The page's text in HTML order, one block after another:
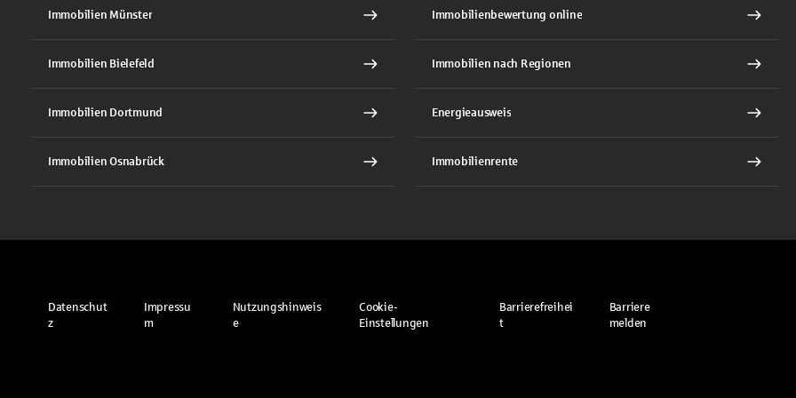
Immobilien Münster
Immobilien Bielefeld
Immobilien Dortmund
Immobilien Osnabrück
Immobilienbewertung online
Immobilien nach Regionen
Energieausweis
Immobilienrente
Datenschut
z
Impressu
m
Nutzungshinweis
e
Cookie-
Einstellungen
Barrierefreihei
t
Barriere
melden